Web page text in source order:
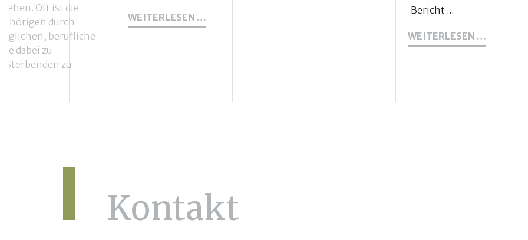
Oft ist die
durch
berufliche
dabei zu
Sterbenden zu
WEITERLESEN …
MOMENTE
BESUCH
Bericht ...
WEITERLESEN …
DER
Kontakt